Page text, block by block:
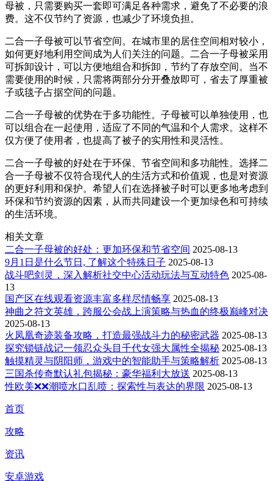
母被，只需要购买一套即可满足各种需求，避免了不必要的浪
费。这不仅节约了资源，也减少了环境负担。
二合一子母被可以节省空间。在城市里的居住空间相对较小，
如何更好地利用空间成为人们关注的问题。二合一子母被采用
可拆卸设计，可以方便地组合和拆卸，节约了存放空间。当不
需要使用的时候，只需将两部分分开叠放即可，省去了厚重被
子或毯子占据空间的问题。
二合一子母被的优势在于多功能性。子母被可以单独使用，也
可以组合在一起使用，适应了不同的气温和个人需求。这样不
仅方便了使用者，也提高了被子的实用性和灵活性。
二合一子母被的好处在于环保、节省空间和多功能性。选择二
合一子母被不仅符合现代人的生活方式和价值观，也是对资源
的更好利用和保护。希望人们在选择被子时可以更多地考虑到
环保和节约资源的因素，从而共同建设一个更加绿色和可持续
的生活环境。
相关文章
二合一子母被的好处：更加环保和节省空间 2025-08-13
9月1日是什么节日, 了解这个特殊日子 2025-08-13
战斗吧剑灵，深入解析社交中心活动玩法与互动特色 2025-08-
13
国产区在线观看资源丰富多样尽情畅享 2025-08-13
神曲之符文英雄，跨服公会战上演策略与热血的终极巅峰对决
2025-08-13
火凤凰奇迹装备攻略，打造最强战斗力的秘密武器 2025-08-13
探究锁链战记一领忍众头目千代女强大属性全揭秘 2025-08-13
触摸精灵与阴阳师，游戏中的智能助手与策略解析 2025-08-13
三国杀传奇默认礼包揭秘：豪华福利大放送 2025-08-13
性欧美❌❌潮喷水口乱喷：探索性与表达的界限 2025-08-13
首页
攻略
资讯
安卓游戏